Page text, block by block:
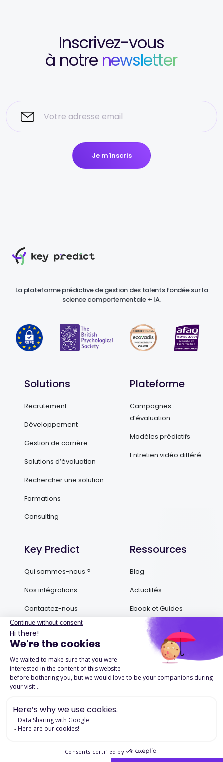
Inscrivez-vous
à notre newsletter
Je m'inscris
La plateforme prédictive de gestion des talents fondée sur la
science comportementale + IA.
Solutions
Recrutement
Développement
Gestion de carrière
Solutions d’évaluation
Rechercher une solution
Formations
Consulting
Plateforme
Campagnes
d’évaluation
Modèles prédictifs
Entretien vidéo différé
Key Predict
Qui sommes-nous ?
Nos intégrations
Contactez-nous
Ressources
Blog
Actualités
Ebook et Guides
Podcasts
Success Stories
Mentions légales Politique de confidentialité